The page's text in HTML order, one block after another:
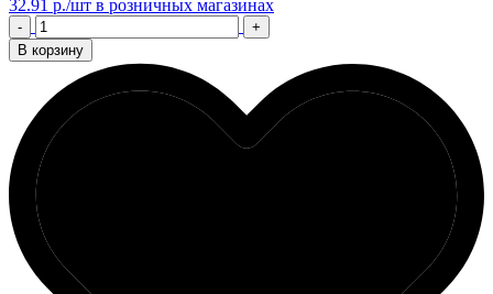
32.91 р./шт в розничных магазинах
-
+
В корзину